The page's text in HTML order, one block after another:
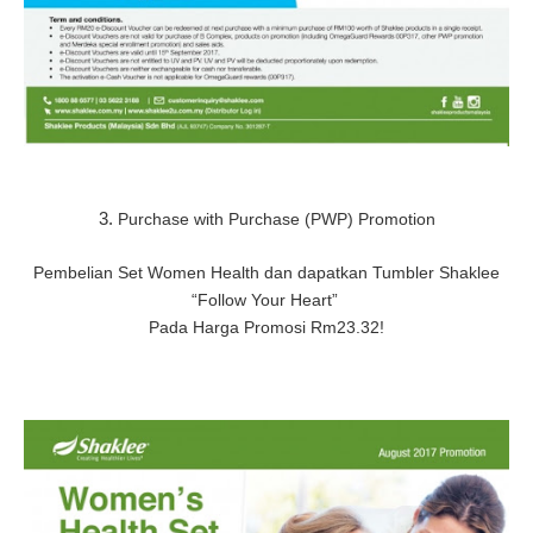
3. Purchase with Purchase (PWP) Promotion
Pembelian Set Women Health dan dapatkan Tumbler Shaklee
“Follow Your Heart”
Pada Harga Promosi Rm23.32!